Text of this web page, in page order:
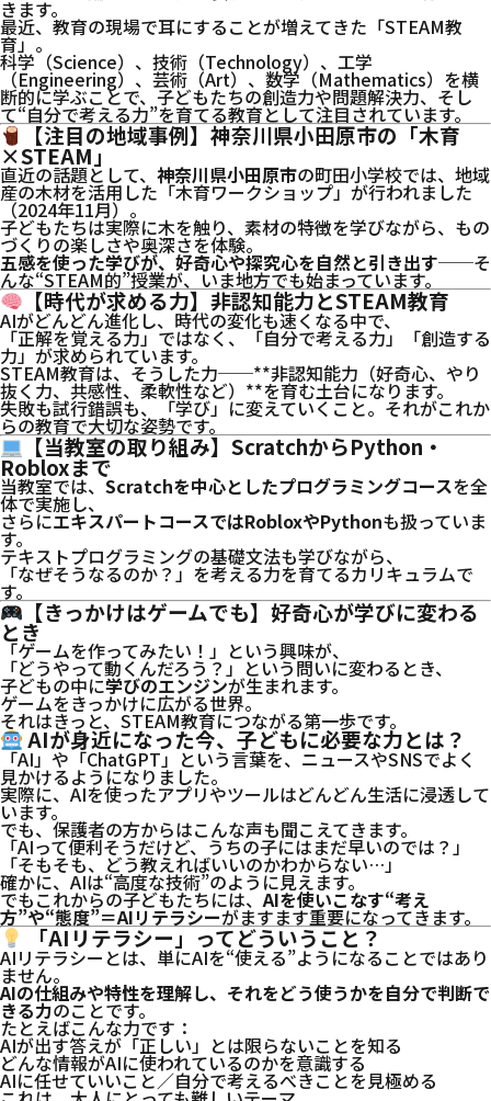
きます。
最近、教育の現場で耳にすることが増えてきた「STEAM教
育」。
科学（Science）、技術（Technology）、工学
（Engineering）、芸術（Art）、数学（Mathematics）を横
断的に学ぶことで、子どもたちの創造力や問題解決力、そし
て“自分で考える力”を育てる教育として注目されています。
【注目の地域事例】神奈川県小田原市の「木育
×STEAM」
直近の話題として、 神奈川県小田原市の町田小学校では、地域
産の木材を活用した「木育ワークショップ」が行われました
（2024年11月）。
子どもたちは実際に木を触り、素材の特徴を学びながら、もの
づくりの楽しさや奥深さを体験。
五感を使った学びが、好奇心や探究心を自然と引き出す──そ
んな“STEAM的”授業が、いま地方でも始まっています。
【時代が求める力】非認知能力とSTEAM教育
AIがどんどん進化し、時代の変化も速くなる中で、
「正解を覚える力」ではなく、「自分で考える力」「創造する
力」が求められています。
STEAM教育は、そうした力──**非認知能力（好奇心、やり
抜く力、共感性、柔軟性など）**を育む土台になります。
失敗も試行錯誤も、「学び」に変えていくこと。それがこれか
らの教育で大切な姿勢です。
【当教室の取り組み】ScratchからPython・
Robloxまで
当教室では、Scratchを中心としたプログラミングコースを全
体で実施し、
さらにエキスパートコースではRobloxやPythonも扱っていま
す。
テキストプログラミングの基礎文法も学びながら、
「なぜそうなるのか？」を考える力を育てるカリキュラムで
す。
【きっかけはゲームでも】好奇心が学びに変わる
とき
「ゲームを作ってみたい！」という興味が、
「どうやって動くんだろう？」という問いに変わるとき、
子どもの中に学びのエンジンが生まれます。
ゲームをきっかけに広がる世界。
それはきっと、STEAM教育につながる第一歩です。
AIが身近になった今、子どもに必要な力とは？
「AI」や「ChatGPT」という言葉を、ニュースやSNSでよく
見かけるようになりました。
実際に、AIを使ったアプリやツールはどんどん生活に浸透して
います。
でも、保護者の方からはこんな声も聞こえてきます。
「AIって便利そうだけど、うちの子にはまだ早いのでは？」
「そもそも、どう教えればいいのかわからない…」
確かに、AIは“高度な技術”のように見えます。
でもこれからの子どもたちには、AIを使いこなす“考え
方”や“態度”＝AIリテラシーがますます重要になってきます。
「AIリテラシー」ってどういうこと？
AIリテラシーとは、単にAIを“使える”ようになることではあり
ません。
AIの仕組みや特性を理解し、それをどう使うかを自分で判断で
きる力のことです。
たとえばこんな力です：
AIが出す答えが「正しい」とは限らないことを知る
どんな情報がAIに使われているのかを意識する
AIに任せていいこと／自分で考えるべきことを見極める